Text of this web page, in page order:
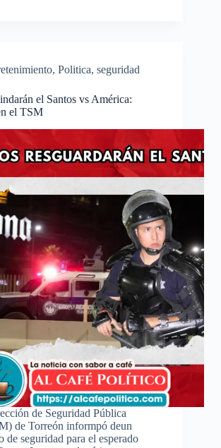
, Politica, seguridad
el Santos vs América:
el TSM
de Seguridad Pública
de Torreón informpó deun
de seguridad para el esperado